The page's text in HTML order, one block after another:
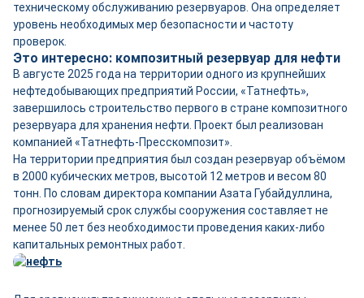
техническому обслуживанию резервуаров. Она определяет
уровень необходимых мер безопасности и частоту
проверок.
Это интересно: композитный резервуар для нефти
В августе 2025 года на территории одного из крупнейших
нефтедобывающих предприятий России, «Татнефть»,
завершилось строительство первого в стране композитного
резервуара для хранения нефти. Проект был реализован
компанией «Татнефть-Пресскомпозит».
На территории предприятия был создан резервуар объёмом
в 2000 кубических метров, высотой 12 метров и весом 80
тонн. По словам директора компании Азата Губайдуллина,
прогнозируемый срок службы сооружения составляет не
менее 50 лет без необходимости проведения каких-либо
капитальных ремонтных работ.